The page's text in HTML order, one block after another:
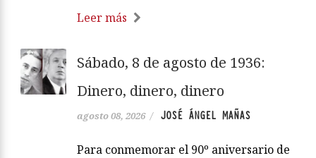
Leer más
Sábado, 8 de agosto de 1936:
Dinero, dinero, dinero
agosto 08, 2026 / JOSÉ ÁNGEL MAÑAS
Para conmemorar el 90º aniversario de